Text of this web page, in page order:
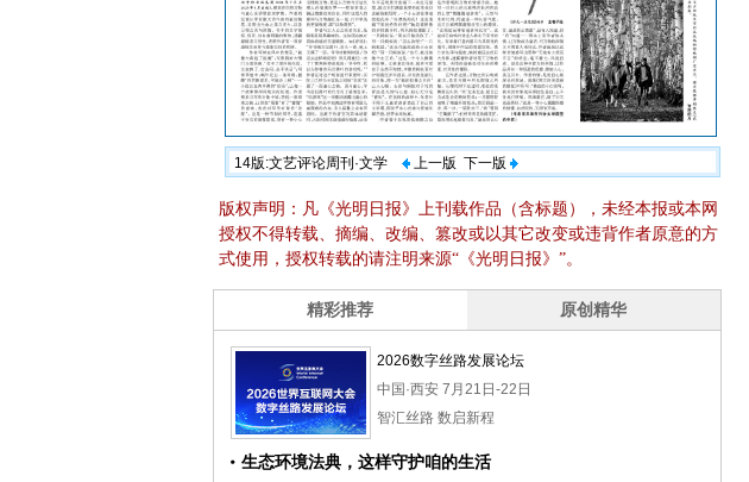
14版:文艺评论周刊·文学 上一版 下一版
版权声明：凡《光明日报》上刊载作品（含标题），未经本报或本网
授权不得转载、摘编、改编、篡改或以其它改变或违背作者原意的方
式使用，授权转载的请注明来源“《光明日报》”。